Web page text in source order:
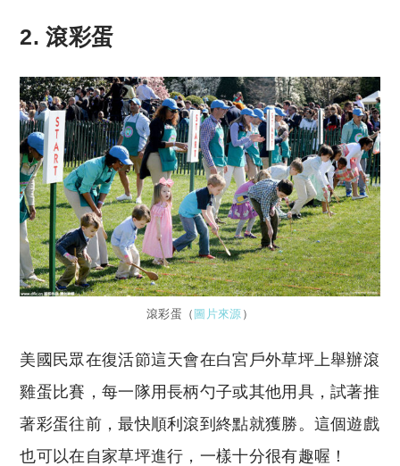
2. 滾彩蛋
滾彩蛋（ 圖片來源 ）
美國民眾在復活節這天會在白宮戶外草坪上舉辦滾
雞蛋比賽，每一隊用長柄勺子或其他用具，試著推
著彩蛋往前，最快順利滾到終點就獲勝。這個遊戲
也可以在自家草坪進行，一樣十分很有趣喔！